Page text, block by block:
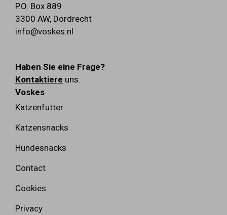
P.O. Box 889
3300 AW, Dordrecht
info@voskes.nl
Haben Sie eine Frage?
Kontaktiere uns.
Voskes
Katzenfutter
Katzensnacks
Hundesnacks
Contact
Cookies
Privacy